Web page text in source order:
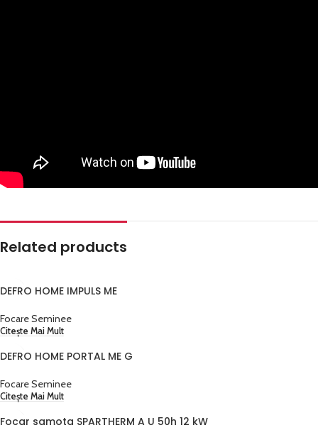
Related products
DEFRO HOME IMPULS ME
Focare Seminee
Citește Mai Mult
DEFRO HOME PORTAL ME G
Focare Seminee
Citește Mai Mult
Focar samota SPARTHERM A U 50h 12 kW